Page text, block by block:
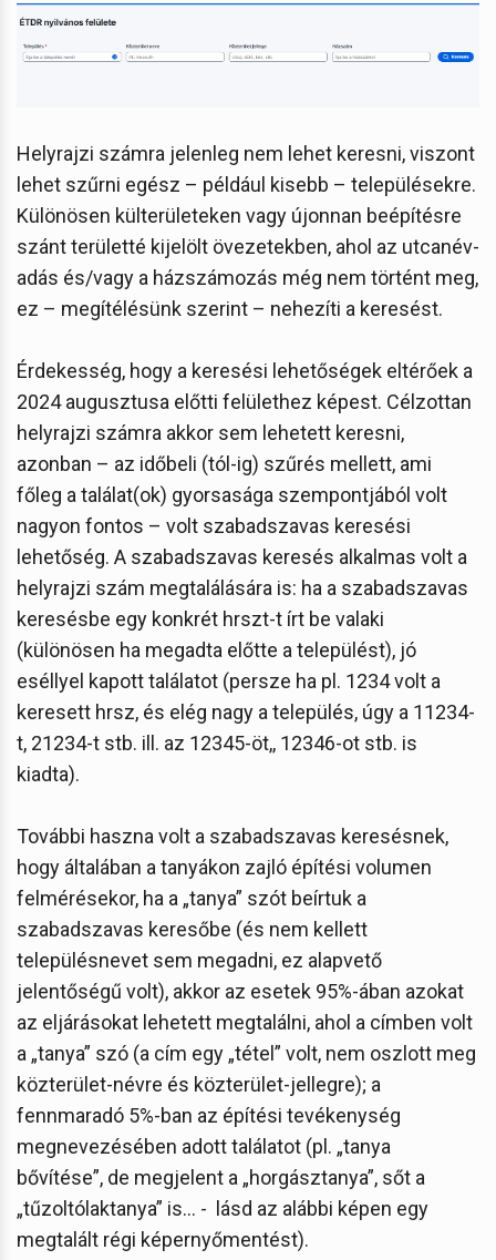
Helyrajzi számra jelenleg nem lehet keresni, viszont
lehet szűrni egész – például kisebb – településekre.
Különösen külterületeken vagy újonnan beépítésre
szánt területté kijelölt övezetekben, ahol az utcanév-
adás és/vagy a házszámozás még nem történt meg,
ez – megítélésünk szerint – nehezíti a keresést.
Érdekesség, hogy a keresési lehetőségek eltérőek a
2024 augusztusa előtti felülethez képest. Célzottan
helyrajzi számra akkor sem lehetett keresni,
azonban – az időbeli (tól-ig) szűrés mellett, ami
főleg a találat(ok) gyorsasága szempontjából volt
nagyon fontos – volt szabadszavas keresési
lehetőség. A szabadszavas keresés alkalmas volt a
helyrajzi szám megtalálására is: ha a szabadszavas
keresésbe egy konkrét hrszt-t írt be valaki
(különösen ha megadta előtte a települést), jó
eséllyel kapott találatot (persze ha pl. 1234 volt a
keresett hrsz, és elég nagy a település, úgy a 11234-
t, 21234-t stb. ill. az 12345-öt,, 12346-ot stb. is
kiadta).
További haszna volt a szabadszavas keresésnek,
hogy általában a tanyákon zajló építési volumen
felmérésekor, ha a „tanya” szót beírtuk a
szabadszavas keresőbe (és nem kellett
településnevet sem megadni, ez alapvető
jelentőségű volt), akkor az esetek 95%-ában azokat
az eljárásokat lehetett megtalálni, ahol a címben volt
a „tanya” szó (a cím egy „tétel” volt, nem oszlott meg
közterület-névre és közterület-jellegre); a
fennmaradó 5%-ban az építési tevékenység
megnevezésében adott találatot (pl. „tanya
bővítése”, de megjelent a „horgásztanya”, sőt a
„tűzoltólaktanya” is… - lásd az alábbi képen egy
megtalált régi képernyőmentést).